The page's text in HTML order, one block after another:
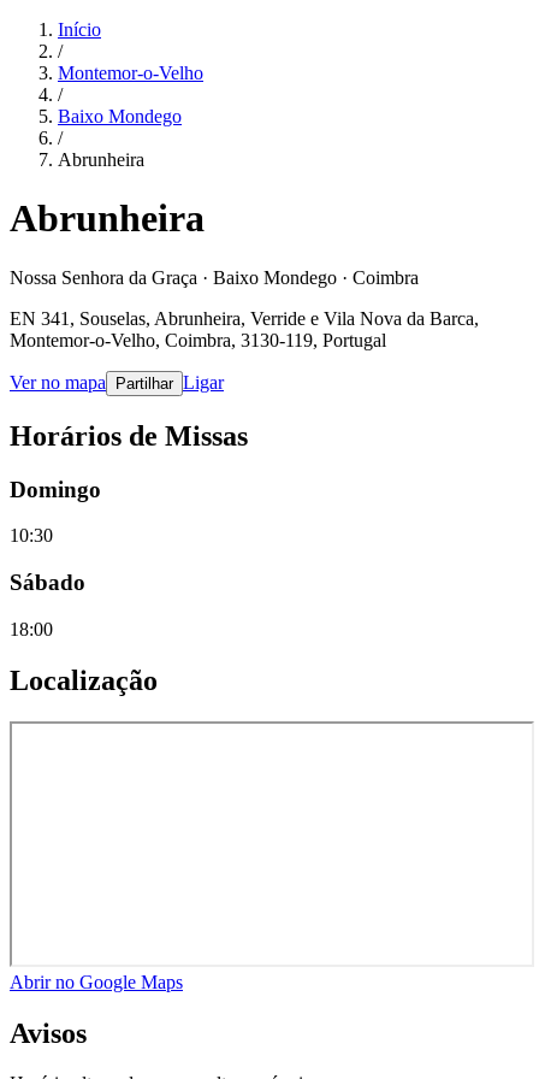
Início
/
Montemor-o-Velho
/
Baixo Mondego
/
Abrunheira
Abrunheira
Nossa Senhora da Graça · Baixo Mondego · Coimbra
EN 341, Souselas, Abrunheira, Verride e Vila Nova da Barca,
Montemor-o-Velho, Coimbra, 3130-119, Portugal
Ver no mapa Partilhar Ligar
Horários de Missas
Domingo
10:30
Sábado
18:00
Localização
Abrir no Google Maps
Avisos